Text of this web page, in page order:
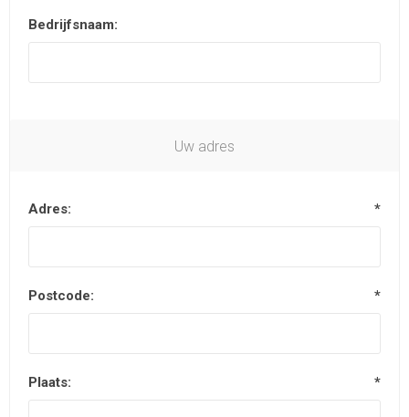
Bedrijfsnaam:
Uw adres
Adres: *
Postcode: *
Plaats: *